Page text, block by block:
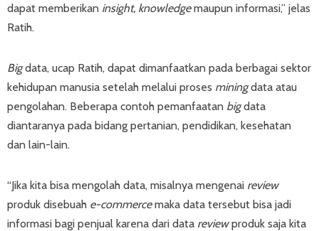
dapat memberikan insight, knowledgemaupun informasi,” jelas
Ratih.
Bigdata, ucap Ratih, dapat dimanfaatkan pada berbagai sektor
kehidupan manusia setelah melalui proses miningdata atau
pengolahan. Beberapa contoh pemanfaatan bigdata
diantaranya pada bidang pertanian, pendidikan, kesehatan
dan lain-lain.
“Jika kita bisa mengolah data, misalnya mengenai review
produk disebuah e-commercemaka data tersebut bisa jadi
informasi bagi penjual karena dari data reviewproduk saja kita